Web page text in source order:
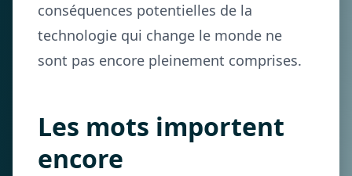
conséquences potentielles de la
technologie qui change le monde ne
sont pas encore pleinement comprises.
Les mots importent
encore